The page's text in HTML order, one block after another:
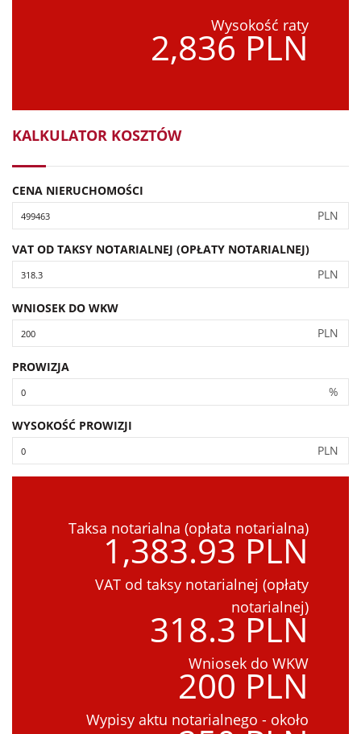
Wysokość raty
2,836 PLN
KALKULATOR KOSZTÓW
CENA NIERUCHOMOŚCI
PLN
VAT OD TAKSY NOTARIALNEJ (OPŁATY NOTARIALNEJ)
PLN
WNIOSEK DO WKW
PLN
PROWIZJA
%
WYSOKOŚĆ PROWIZJI
PLN
Taksa notarialna (opłata notarialna)
1,383.93 PLN
VAT od taksy notarialnej (opłaty
notarialnej)
318.3 PLN
Wniosek do WKW
200 PLN
Wypisy aktu notarialnego - około